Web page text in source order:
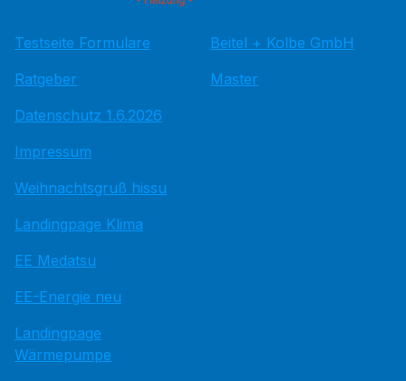
Testseite Formulare
Ratgeber
Datenschutz 1.6.2026
Impressum
Weihnachtsgruß hissu
Landingpage Klima
EE Medatsu
EE-Energie neu
Landingpage
Wärmepumpe
Beitel + Kolbe GmbH
Master